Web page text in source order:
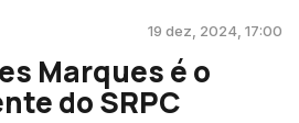
19 dez, 2024, 17:00
Marques é o
do SRPC